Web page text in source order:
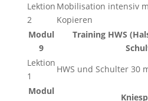
Lektion
2
Mobilisation intensiv
Kopieren
Modul
9
Training HWS
Lektion
1
HWS und Schulter 30
Modul